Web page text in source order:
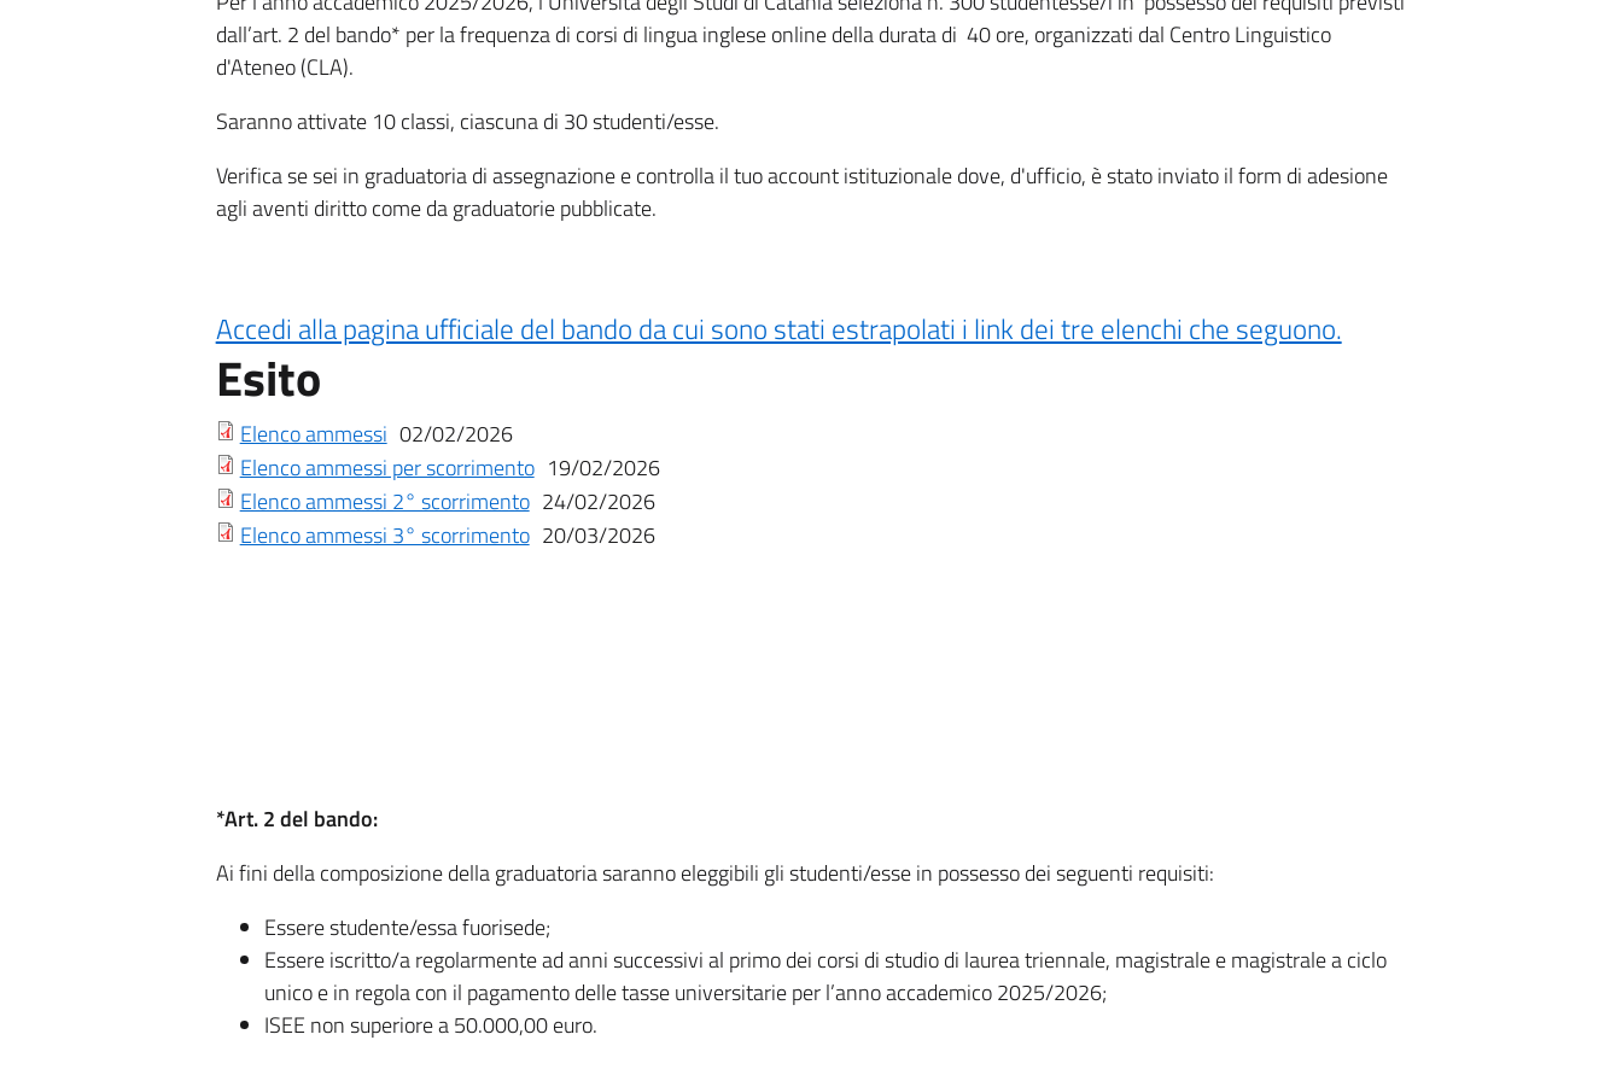
dall’art. 2 del bando* per la frequenza di corsi di lingua inglese online della durata di 40 ore, organizzati dal Centro Linguistico
d'Ateneo (CLA).
Saranno attivate 10 classi, ciascuna di 30 studenti/esse.
Verifica se sei in graduatoria di assegnazione e controlla il tuo account istituzionale dove, d'ufficio, è stato inviato il form di adesione
agli aventi diritto come da graduatorie pubblicate.
Accedi alla pagina ufficiale del bando da cui sono stati estrapolati i link dei tre elenchi che seguono.
Esito
Elenco ammessi 02/02/2026
Elenco ammessi per scorrimento 19/02/2026
Elenco ammessi 2° scorrimento 24/02/2026
Elenco ammessi 3° scorrimento 20/03/2026
*Art. 2 del bando:
Ai fini della composizione della graduatoria saranno eleggibili gli studenti/esse in possesso dei seguenti requisiti:
Essere studente/essa fuorisede;
Essere iscritto/a regolarmente ad anni successivi al primo dei corsi di studio di laurea triennale, magistrale e magistrale a ciclo
unico e in regola con il pagamento delle tasse universitarie per l’anno accademico 2025/2026;
ISEE non superiore a 50.000,00 euro.